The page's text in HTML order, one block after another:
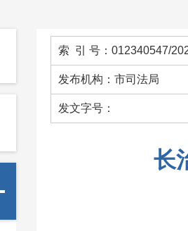
索 引 号：012340547/
发布机构：市司法局
发文字号：
长